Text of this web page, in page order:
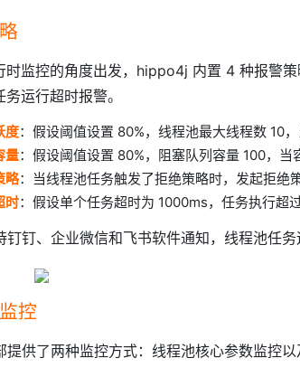
时监控的角度出发，hippo4j 内置 4 种报警
运行超时报警。
度：假设阈值设置 80%，线程池最大线程数 10
量：假设阈值设置 80%，阻塞队列容量 100，当
略：当线程池任务触发了拒绝策略时，发起拒绝
时：假设单个任务超时为 1000ms，任务执行超
钉、企业微信和飞书软件通知，线程池任务
控
供了两种监控方式：线程池核心参数监控以